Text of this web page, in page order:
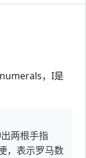
，I是
两根手指
，表示罗马数